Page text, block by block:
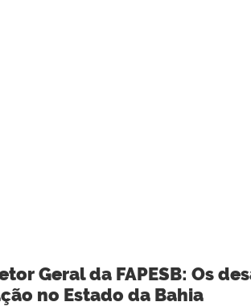
Geral da FAPESB: Os
no Estado da Bahia